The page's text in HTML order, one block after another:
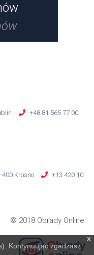
+48 81 565 77 00
400 Krosno +13 420 10
© 2018 Obrady Online.
x
Kontynuując zgadzasz